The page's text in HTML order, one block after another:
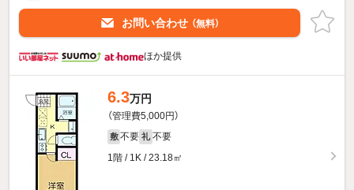
お問い合わせ （無料）
ほか提供
6.3万円
（管理費5,000円）
敷 不要 礼 不要
1階 / 1K / 23.18㎡